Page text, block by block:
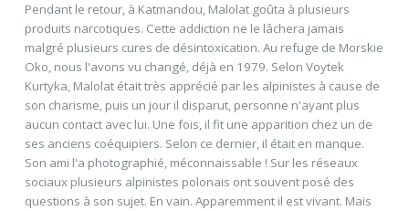
Pendant le retour, à Katmandou, Malolat goûta à plusieurs
produits narcotiques. Cette addiction ne le lâchera jamais
malgré plusieurs cures de désintoxication. Au refuge de Morskie
Oko, nous l'avons vu changé, déjà en 1979. Selon Voytek
Kurtyka, Malolat était très apprécié par les alpinistes à cause de
son charisme, puis un jour il disparut, personne n'ayant plus
aucun contact avec lui. Une fois, il fit une apparition chez un de
ses anciens coéquipiers. Selon ce dernier, il était en manque.
Son ami l'a photographié, méconnaissable ! Sur les réseaux
sociaux plusieurs alpinistes polonais ont souvent posé des
questions à son sujet. En vain. Apparemment il est vivant. Mais